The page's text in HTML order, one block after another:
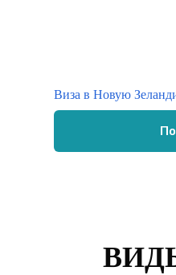
Виза в Новую